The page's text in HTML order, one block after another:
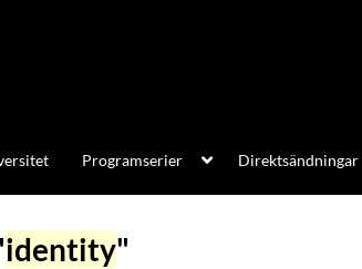
Programserier Direktsändningar
identity"